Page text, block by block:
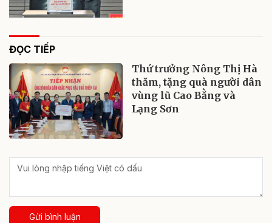
ĐỌC TIẾP
Thứ trưởng Nông Thị Hà
thăm, tặng quà người dân
vùng lũ Cao Bằng và
Lạng Sơn
Gửi bình luận